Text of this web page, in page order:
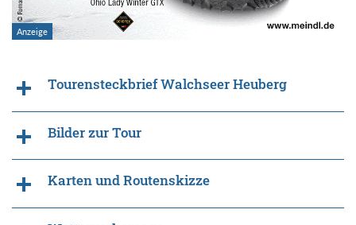
Tourensteckbrief Walchseer Heuberg
Bilder zur Tour
Karten und Routenskizze